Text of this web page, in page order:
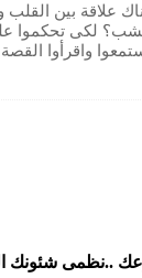
علاقة بين
لكى تحكموا
واقرأوا القصة
..نظمى شئونك